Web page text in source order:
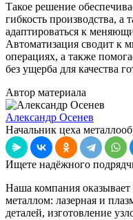
Такое решение
гибкость производства, а
адаптироваться к
Автоматизация сводит к
операциях, а также
без ущерба для качества
Автор материала
Александр Осенев
Начальник цеха
Ищете надёжного
Наша компания оказывает
металлом: лазерная и
деталей, изготовление